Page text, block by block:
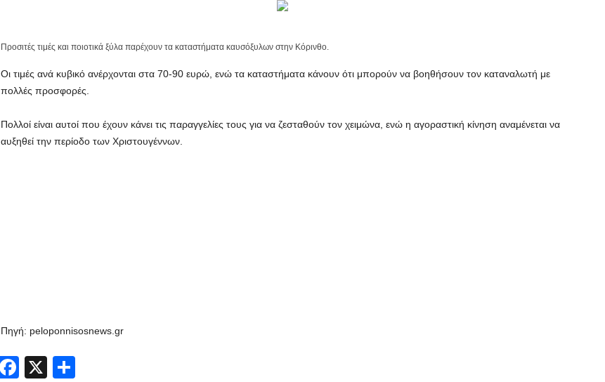
Προσιτές τιμές και ποιοτικά ξύλα παρέχουν τα καταστήματα καυσόξυλων στην Κόρινθο.
Οι τιμές ανά κυβικό ανέρχονται στα 70-90 ευρώ, ενώ τα καταστήματα κάνουν ότι μπορούν να βοηθήσουν τον καταναλωτή με
πολλές προσφορές.
Πολλοί είναι αυτοί που έχουν κάνει τις παραγγελίες τους για να ζεσταθούν τον χειμώνα, ενώ η αγοραστική κίνηση αναμένεται να
αυξηθεί την περίοδο των Χριστουγέννων.
Πηγή: peloponnisosnews.gr
Facebook
X Share